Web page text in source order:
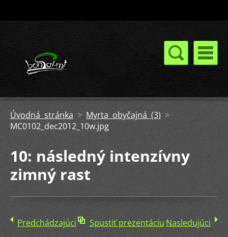
Úvodná stránka > Myrta obyčajná (3) >
MC0102_dec2012_10w.jpg
10: následný intenzívny
zimný rast
Predchádzajúci Spustiť prezentáciu Nasledujúci